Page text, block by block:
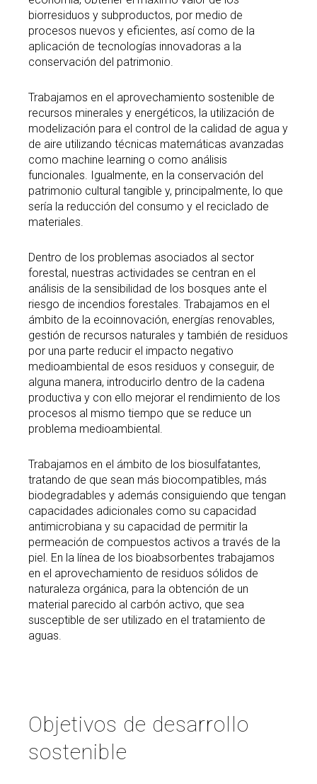
biorresiduos y subproductos, por medio de
procesos nuevos y eficientes, así como de la
aplicación de tecnologías innovadoras a la
conservación del patrimonio.
Trabajamos en el aprovechamiento sostenible de
recursos minerales y energéticos, la utilización de
modelización para el control de la calidad de agua y
de aire utilizando técnicas matemáticas avanzadas
como machine learning o como análisis
funcionales. Igualmente, en la conservación del
patrimonio cultural tangible y, principalmente, lo que
sería la reducción del consumo y el reciclado de
materiales.
Dentro de los problemas asociados al sector
forestal, nuestras actividades se centran en el
análisis de la sensibilidad de los bosques ante el
riesgo de incendios forestales. Trabajamos en el
ámbito de la ecoinnovación, energías renovables,
gestión de recursos naturales y también de residuos
por una parte reducir el impacto negativo
medioambiental de esos residuos y conseguir, de
alguna manera, introducirlo dentro de la cadena
productiva y con ello mejorar el rendimiento de los
procesos al mismo tiempo que se reduce un
problema medioambiental.
Trabajamos en el ámbito de los biosulfatantes,
tratando de que sean más biocompatibles, más
biodegradables y además consiguiendo que tengan
capacidades adicionales como su capacidad
antimicrobiana y su capacidad de permitir la
permeación de compuestos activos a través de la
piel. En la línea de los bioabsorbentes trabajamos
en el aprovechamiento de residuos sólidos de
naturaleza orgánica, para la obtención de un
material parecido al carbón activo, que sea
susceptible de ser utilizado en el tratamiento de
aguas.
Objetivos de desarrollo
sostenible